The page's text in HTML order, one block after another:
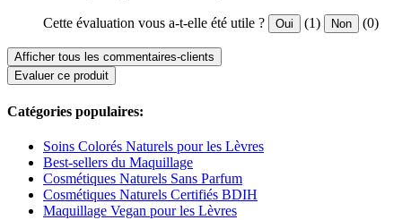
Cette évaluation vous a-t-elle été utile ? Oui (1) Non (0)
Afficher tous les commentaires-clients
Evaluer ce produit
Catégories populaires:
Soins Colorés Naturels pour les Lèvres
Best-sellers du Maquillage
Cosmétiques Naturels Sans Parfum
Cosmétiques Naturels Certifiés BDIH
Maquillage Vegan pour les Lèvres